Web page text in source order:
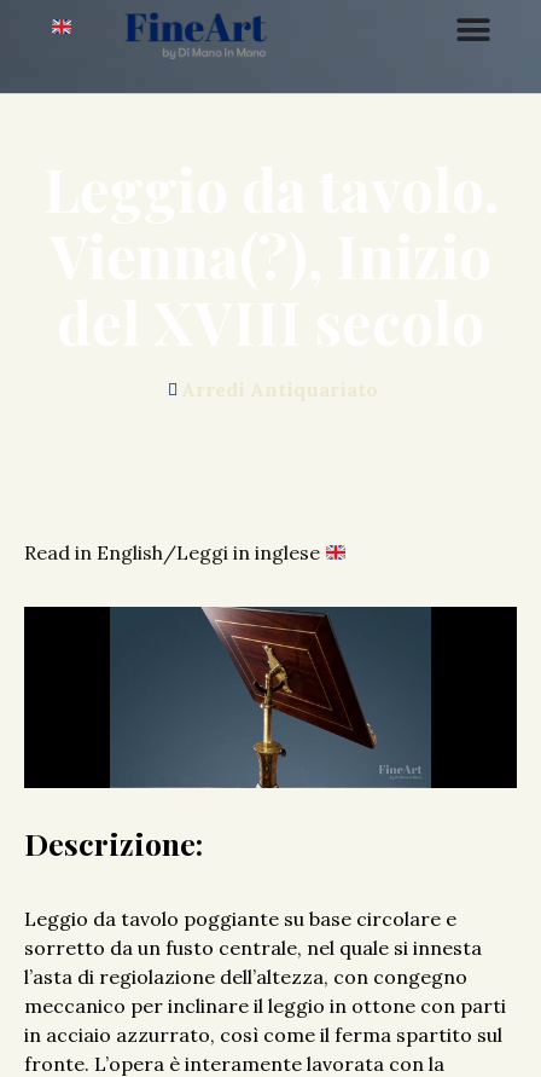
Arredi Antiquariato
Read in English/Leggi in inglese
Descrizione:
Leggio da tavolo poggiante su base circolare e
sorretto da un fusto centrale, nel quale si innesta
l’asta di regiolazione dell’altezza, con congegno
meccanico per inclinare il leggio in ottone con parti
in acciaio azzurrato, così come il ferma spartito sul
fronte. L’opera è interamente lavorata con la